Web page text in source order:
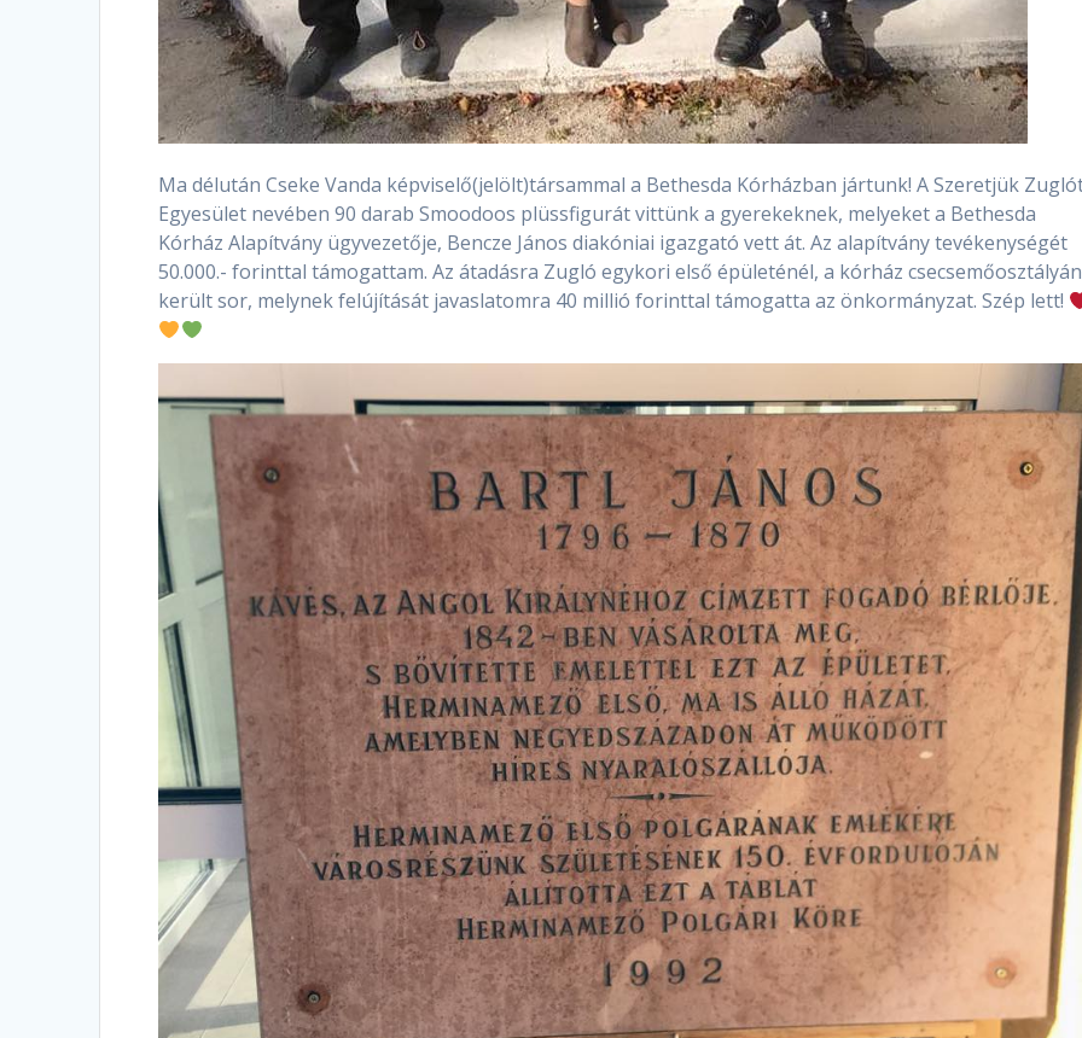
Ma délután Cseke Vanda képviselő(jelölt)társammal a Bethesda Kórházban jártunk! A Szeretjük
Egyesület nevében 90 darab Smoodoos plüssfigurát vittünk a gyerekeknek, melyeket a Bethesda
Kórház Alapítvány ügyvezetője, Bencze János diakóniai igazgató vett át. Az alapítvány tevékenységét
50.000.- forinttal támogattam. Az átadásra Zugló egykori első épületénél, a kórház
került sor, melynek felújítását javaslatomra 40 millió forinttal támogatta az önkormányzat. Szép lett!